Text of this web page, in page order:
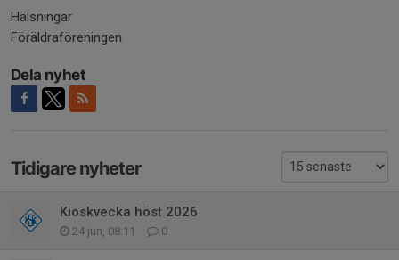
Hälsningar
Föräldraföreningen
Dela nyhet
Tidigare nyheter
Kioskvecka höst 2026
24 jun, 08:11 0